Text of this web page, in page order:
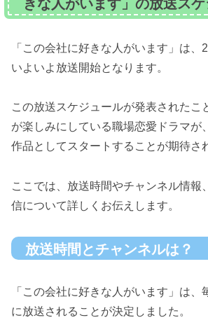
きな人がいます」の放送ス
「この会社に好きな人がいます」は、
いよいよ放送開始となります。
この放送スケジュールが発表されたこ
が楽しみにしている職場恋愛ドラマが
作品としてスタートすることが期待さ
ここでは、放送時間やチャンネル情報
信について詳しくお伝えします。
放送時間とチャンネルは？
「この会社に好きな人がいます」は、
に放送されることが決定しました。